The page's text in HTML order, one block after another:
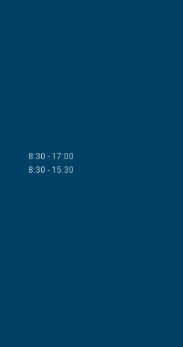
8:30 - 17:00
8:30 - 15:30